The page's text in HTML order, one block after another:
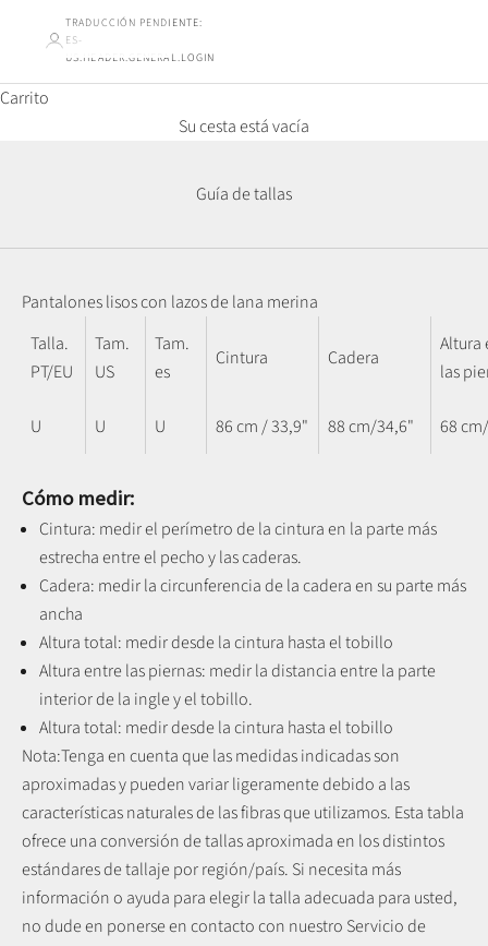
TRADUCCIÓN PENDIENTE:
ES-
US.HEADER.GENERAL.LOGIN
Carrito
Su cesta está vacía
Guía de tallas
Pantalones lisos con lazos de lana merina
Talla.
PT/EU
Tam.
US
Tam.
es
Cintura Cadera
Altura
las
U U U 86 cm / 33,9" 88 cm/34,6" 68
Cómo medir:
Cintura: medir el perímetro de la cintura en la parte más
estrecha entre el pecho y las caderas.
Cadera: medir la circunferencia de la cadera en su parte más
ancha
Altura total: medir desde la cintura hasta el tobillo
Altura entre las piernas: medir la distancia entre la parte
interior de la ingle y el tobillo.
Altura total: medir desde la cintura hasta el tobillo
Nota:Tenga en cuenta que las medidas indicadas son
aproximadas y pueden variar ligeramente debido a las
características naturales de las fibras que utilizamos. Esta tabla
ofrece una conversión de tallas aproximada en los distintos
estándares de tallaje por región/país. Si necesita más
información o ayuda para elegir la talla adecuada para usted,
no dude en ponerse en contacto con nuestro Servicio de